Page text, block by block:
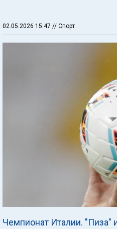
02.05.2026 15:47 // Спорт
Чемпионат Италии. "Пиза"